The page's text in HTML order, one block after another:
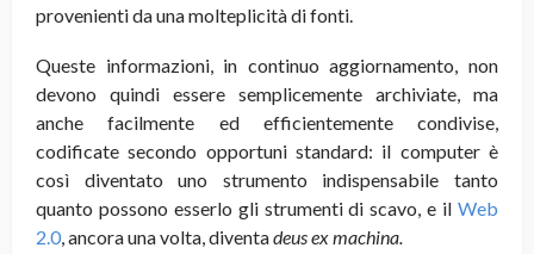
provenienti da una molteplicità di fonti.
Queste informazioni, in continuo aggiornamento, non
devono quindi essere semplicemente archiviate, ma
anche facilmente ed efficientemente condivise,
codificate secondo opportuni standard: il computer è
così diventato uno strumento indispensabile tanto
quanto possono esserlo gli strumenti di scavo, e il Web
2.0, ancora una volta, diventadeus ex machina.